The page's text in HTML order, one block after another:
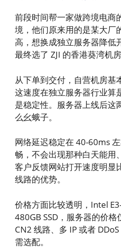
前段时间帮一家做跨境电商
境，他们原来用的是某大厂
高，想换成独立服务器降低
最终选了 ZJI 的香港葵湾机房
从下单到交付，自营机房基
这速度在独立服务器行业算
是稳定性。服务器上线后这
么幺蛾子。
网络延迟稳定在 40-60ms
畅，不会出现那种白天能用
客户反馈网站打开速度明显
线路的优势。
价格方面比较透明，Intel
480GB SSD，服务器的价
CN2 线路、多 IP 或者
需选配。